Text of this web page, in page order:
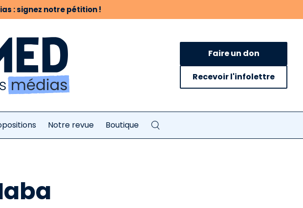
: signez notre pétition !
Faire un don
Recevoir l'infolettre
Notre revue Boutique